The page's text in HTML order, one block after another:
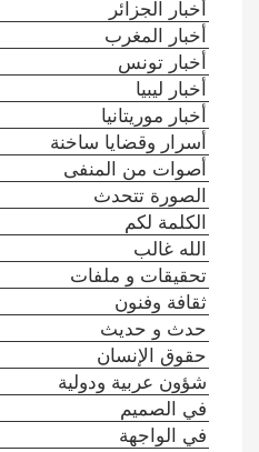
أخبار الجزائر
أخبار المغرب
أخبار تونس
أخبار ليبيا
أخبار موريتانيا
أسرار وقضايا ساخنة
أصوات من المنفى
الصورة تتحدث
الكلمة لكم
الله غالب
تحقيقات و ملفات
ثقافة وفنون
حدث و حديث
حقوق الإنسان
شؤون عربية ودولية
في الصميم
في الواجهة